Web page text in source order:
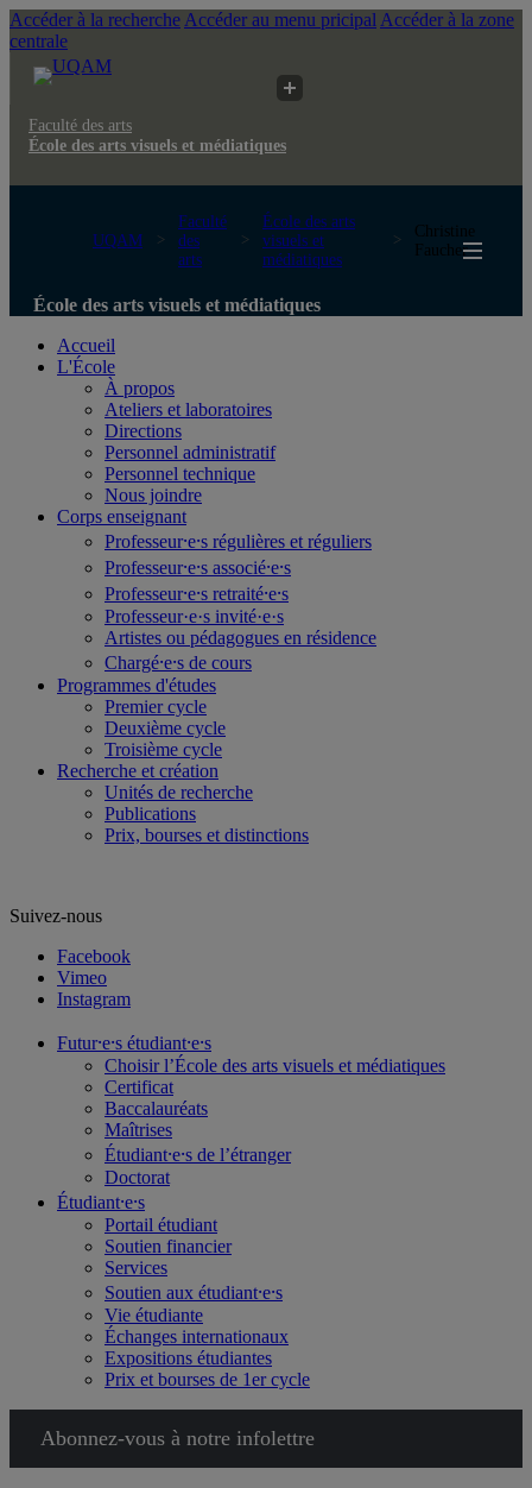
Accéder à la recherche Accéder au menu pricipal Accéder à la zone
centrale
Faculté des arts
École des arts visuels et médiatiques
UQAM
Faculté
des
arts
École des arts
visuels et
médiatiques
Christine
Faucher
École des arts visuels et médiatiques
Accueil
L'École
À propos
Ateliers et laboratoires
Directions
Personnel administratif
Personnel technique
Nous joindre
Corps enseignant
Professeur⸱e⸱s régulières et réguliers
Professeur⸱e⸱s associé⸱e⸱s
Professeur⸱e⸱s retraité⸱e⸱s
Professeur·e·s invité·e·s
Artistes ou pédagogues en résidence
Chargé⸱e⸱s de cours
Programmes d'études
Premier cycle
Deuxième cycle
Troisième cycle
Recherche et création
Unités de recherche
Publications
Prix, bourses et distinctions
Suivez-nous
Facebook
Vimeo
Instagram
Futur⸱e⸱s étudiant⸱e⸱s
Choisir l’École des arts visuels et médiatiques
Certificat
Baccalauréats
Maîtrises
Étudiant⸱e⸱s de l’étranger
Doctorat
Étudiant⸱e⸱s
Portail étudiant
Soutien financier
Services
Soutien aux étudiant⸱e⸱s
Vie étudiante
Échanges internationaux
Expositions étudiantes
Prix et bourses de 1er cycle
Abonnez-vous à notre infolettre